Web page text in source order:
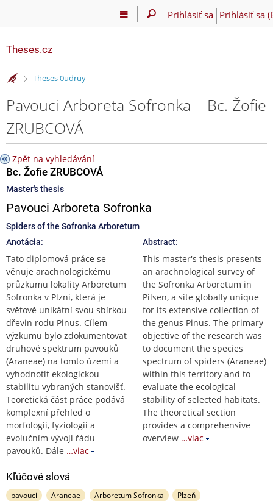
Prihlásiť sa Prihlásiť sa
Theses.cz
>
Theses 0udruy
Pavouci Arboreta Sofronka – Bc. Žofie
ZRUBCOVÁ
Zpět na vyhledávání
Bc. Žofie ZRUBCOVÁ
Master's thesis
Pavouci Arboreta Sofronka
Spiders of the Sofronka Arboretum
Anotácia:
Tato diplomová práce se
věnuje arachnologickému
průzkumu lokality Arboretum
Sofronka v Plzni, která je
světově unikátní svou sbírkou
dřevin rodu Pinus. Cílem
výzkumu bylo zdokumentovat
druhové spektrum pavouků
(Araneae) na tomto území a
vyhodnotit ekologickou
stabilitu vybraných stanovišť.
Teoretická část práce podává
komplexní přehled o
morfologii, fyziologii a
evolučním vývoji řádu
pavouků. Dále …viac
Abstract:
This master's thesis presents
an arachnological survey of
the Sofronka Arboretum in
Pilsen, a site globally unique
for its extensive collection of
the genus Pinus. The primary
objective of the research was
to document the species
spectrum of spiders (Araneae)
within this territory and to
evaluate the ecological
stability of selected habitats.
The theoretical section
provides a comprehensive
overview …viac
Kľúčové slová
pavouci Araneae Arboretum Sofronka
Plzeň